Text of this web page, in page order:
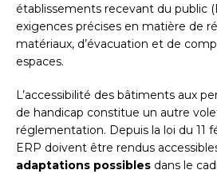
établissements recevant du public
exigences précises en matière de
matériaux, d’évacuation et de
espaces.
L’accessibilité des bâtiments aux
de handicap constitue un autre
réglementation. Depuis la loi du 11
ERP doivent être rendus
adaptations possibles dans le